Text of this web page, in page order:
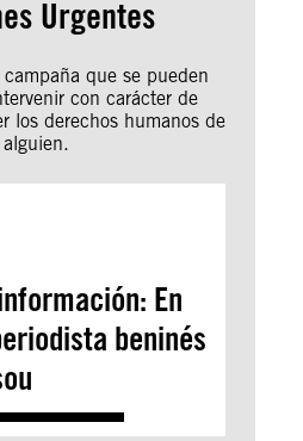
Urgentes
que se pueden
con carácter de
los derechos humanos de
alguien.
En
beninés